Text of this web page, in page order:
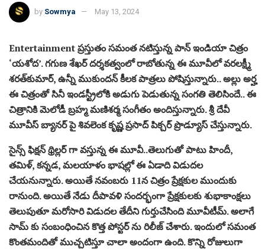
by Sowmya May 13, 2024
Entertainment ప్రస్తుతం సమంత నటిస్తున్న పాన్ ఇండియా చిత్రం
‘యశోద’. గగుణ శేఖర్ దర్శకత్వంలో రాబోతున్న ఈ మూవీలో వ‌ర‌ల‌క్ష్మీ
శ‌ర‌త్‌కుమార్, ఉన్నీ ముకుంద‌న్ కీలక పాత్రలు పోషిస్తున్నారు.. అల్లు అర్హ
ఈ చిత్రంతో సినీ ఇండస్ట్రీలోకి అడుగు పెడుతున్న సంగతి తెలిసిందే.. ఈ
చిత్రానికి మెలోడీ బ్రహ్మ మ‌ణిశ‌ర్మ సంగీతం అందిస్తున్నారు. శ్రీ దేవీ
మూవీస్ బ్యానర్ పై శివ‌లెంక కృష్ణ ప్రసాద్ పిక్చర్ ప్రొడ్యూస్ చేస్తున్నారు.
సైన్స్ ఫిక్షన్ థ్రిల్లర్ గా వస్తున్న ఈ మూవీ..తెలుగుతో పాటు హిందీ,
త‌మిళ్, కన్నడ, మ‌ల‌యాళం భాష‌ల్లో ఈ ఏడాది విడుద‌ల
చేయనున్నారు. అయితే నవంబరు 11న చిత్రం ప్రేక్షకుల ముందుకు
రానుంది. అయితే నేడు దీపావళి సందర్భంగా ప్రేక్షకులకు శుభాకాంక్షలు
తెలుపుతూ మరోసారి విడుదల తేదీని గుర్తుచేసింది మూవీటీమ్. అలాగే
సామ్ కు సంబంధించిన కొత్త పోస్టర్ ను రిలీజ్ చేశారు. ఇందులో సమంత
కొంతమందితో ముచ్చటిస్తూ చాలా అందంగా ఉంది. కొన్ని రోజులుగా